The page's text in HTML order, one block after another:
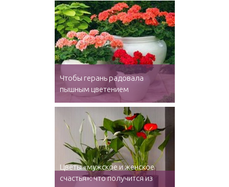
Чтобы герань радовала
пышным цветением
Цветы «мужское и женское
счастья»: что получится из